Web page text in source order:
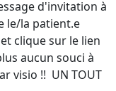
d'invitation à
le/la patient.e
clique sur le lien
aucun souci à
visio !! UN TOUT